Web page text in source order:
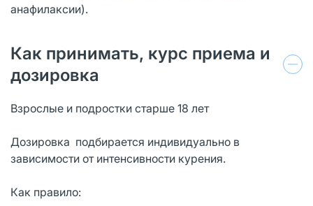
анафилаксии).
Как принимать, курс приема и
дозировка
Взрослые и подростки старше 18 лет
Дозировка подбирается индивидуально в
зависимости от интенсивности курения.
Как правило: